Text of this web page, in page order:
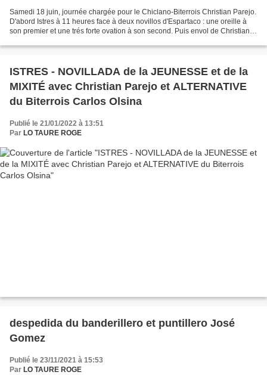
Samedi 18 juin, journée chargée pour le Chiclano-Biterrois Christian Parejo.
D'abord Istres à 11 heures face à deux novillos d'Espartaco : une oreille à
son premier et une trés forte ovation à son second. Puis envol de Christian
ISTRES - NOVILLADA de la JEUNESSE et de la
MIXITÉ avec Christian Parejo et ALTERNATIVE
du Biterrois Carlos Olsina
Publié le 21/01/2022 à 13:51
Par LO TAURE ROGE
despedida du banderillero et puntillero José
Gomez
Publié le 23/11/2021 à 15:53
Par LO TAURE ROGE